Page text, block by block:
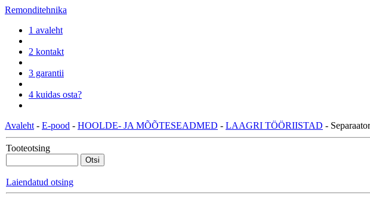
Remonditehnika
1 avaleht
2 kontakt
3 garantii
4 kuidas osta?
Avaleht - E-pood - HOOLDE- JA MÕÕTESEADMED - LAAGRI TÖÖRIISTAD -
Tooteotsing
Laiendatud otsing